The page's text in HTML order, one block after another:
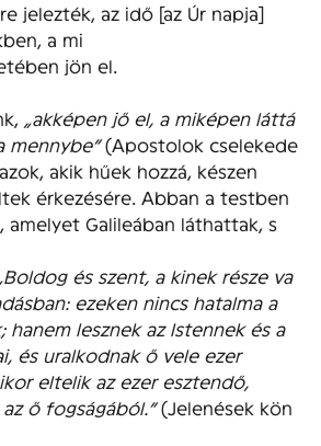
jelezték, az idő [az Úr napja]
a mi
jön el.
„akképen jő el, a miképen láttá
mennybe”(Apostolok cselekede
akik hűek hozzá, készen
érkezésére. Abban a testben
amelyet Galileában láthattak, s
„Boldog és szent, a kinek része va
ezeken nincs hatalma a
hanem lesznek az Istennek és a
és uralkodnak ő vele ezer
eltelik az ezer esztendő,
ő fogságából.”(Jelenések kön